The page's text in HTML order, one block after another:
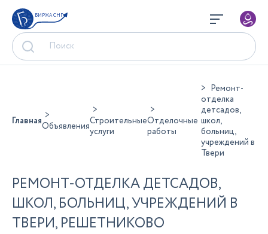
БИРЖА СНГ
ГлавнаяОбъявленияСтроительные
услуги
Отделочные
работы
Ремонт-
отделка
детсадов,
школ,
больниц,
учреждений в
Твери
РЕМОНТ-ОТДЕЛКА ДЕТСАДОВ,
ШКОЛ, БОЛЬНИЦ, УЧРЕЖДЕНИЙ В
ТВЕРИ, РЕШЕТНИКОВО